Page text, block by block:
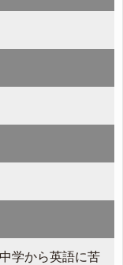
学から英語に苦